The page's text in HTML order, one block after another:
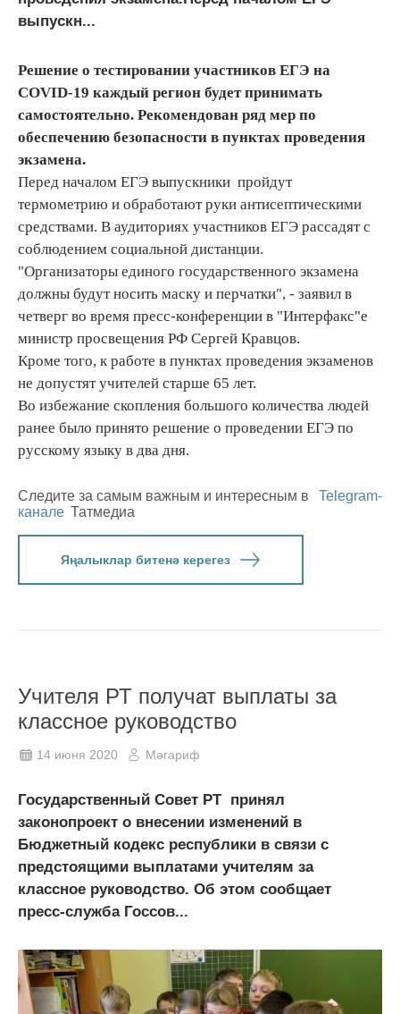
выпускн...
Решение о тестировании участников ЕГЭ на
СOVID-19 каждый регион будет принимать
самостоятельно. Рекомендован ряд мер по
обеспечению безопасности в пунктах проведения
экзамена.
Перед началом ЕГЭ выпускники пройдут
термометрию и обработают руки антисептическими
средствами. В аудиториях участников ЕГЭ рассадят с
соблюдением социальной дистанции.
"Организаторы единого государственного экзамена
должны будут носить маску и перчатки", - заявил в
четверг во время пресс-конференции в "Интерфакс"е
министр просвещения РФ Сергей Кравцов.
Кроме того, к работе в пунктах проведения экзаменов
не допустят учителей старше 65 лет.
Во избежание скопления большого количества людей
ранее было принято решение о проведении ЕГЭ по
русскому языку в два дня.
Следите за самым важным и интересным в
Telegram-
канале Татмедиа
Яңалыклар битенә керегез
Учителя РТ получат выплаты за
классное руководство
14 июня 2020 Мәгариф
Государственный Совет РТ принял
законопроект о внесении изменений в
Бюджетный кодекс республики в связи с
предстоящими выплатами учителям за
классное руководство. Об этом сообщает
пресс-служба Госсов...